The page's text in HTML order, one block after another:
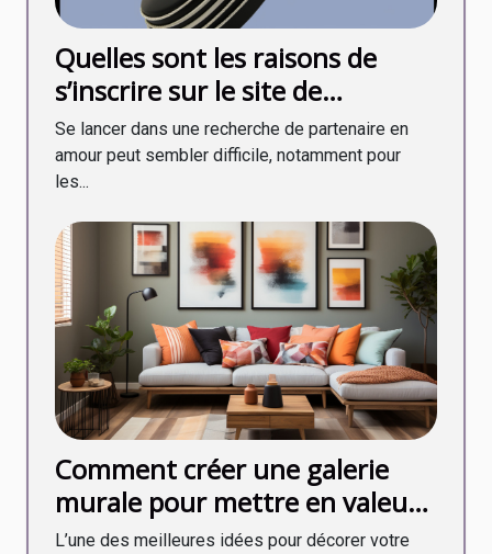
Quelles sont les raisons de
s’inscrire sur le site de
rencontre My Transsexuel
Date ?
Se lancer dans une recherche de partenaire en
amour peut sembler difficile, notamment pour
les...
Comment créer une galerie
murale pour mettre en valeur
vos cadres photo ?
L’une des meilleures idées pour décorer votre